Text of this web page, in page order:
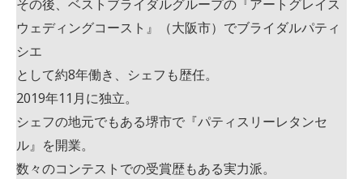
その後、ベストブライダルグループの『アートグレイス
ウェディングコースト』（大阪市）でブライダルパティ
シエ
として約8年働き、シェフも歴任。
2019年11月に独立。
シェフの地元でもある堺市で『パティスリーレタンセ
ル』を開業。
数々のコンテストでの受賞歴もある実力派。